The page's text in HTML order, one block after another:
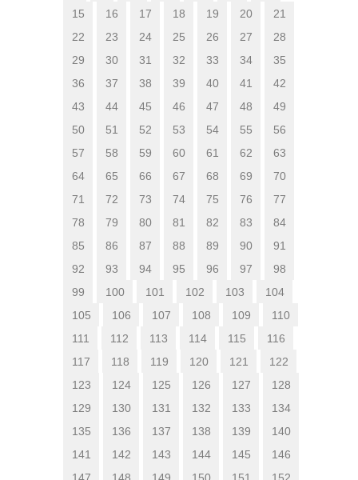
15
16 17 18 19 20
21
22
23 24 25 26 27
28
29
30 31 32 33 34
35
36
37 38 39 40 41
42
43
44 45 46 47 48
49
50
51 52 53 54 55
56
57
58 59 60 61 62
63
64
65 66 67 68 69
70
71
72 73 74 75 76
77
78
79 80 81 82 83
84
85
86 87 88 89 90
91
92
93 94 95 96 97
98
99
100 101 102 103
104
105
106 107 108 109
110
111
112 113 114 115
116
117
118 119 120 121
122
123
124 125 126 127
128
129
130 131 132 133
134
135
136 137 138 139
140
141
142 143 144 145
146